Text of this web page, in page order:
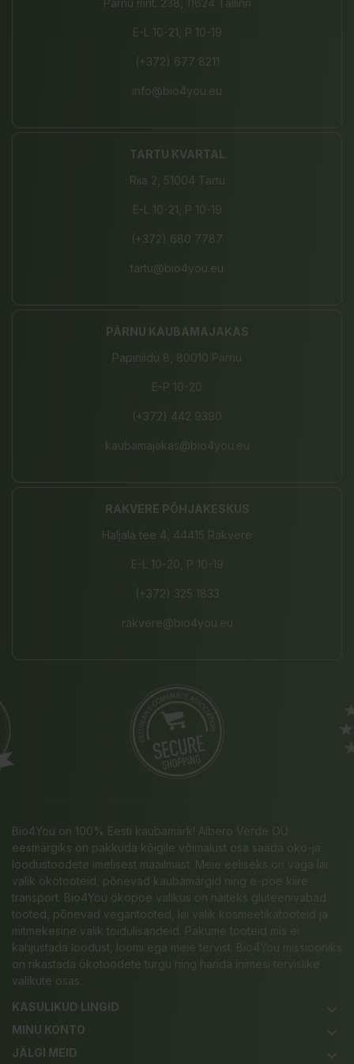
E-L 10-21, P 10-19
(+372) 677 8211
info@bio4you.eu
TARTU KVARTAL
Riia 2, 51004 Tartu
E-L 10-21, P 10-19
(+372) 680 7787
tartu@bio4you.eu
PÄRNU KAUBAMAJAKAS
Papiniidu 8, 80010 Pärnu
E-P 10-20
(+372) 442 9390
kaubamajakas@bio4you.eu
RAKVERE PÕHJAKESKUS
Haljala tee 4, 44415 Rakvere
E-L 10-20, P 10-19
(+372) 325 1833
rakvere@bio4you.eu
Bio4You on 100% Eesti kaubamärk! Albero Verde OÜ
eesmärgiks on pakkuda kõigile võimalust osa saada öko-ja
loodustoodete imelisest maailmast. Meie eeliseks on väga lai
valik ökotooteid, põnevad kaubamärgid ning e-poe kiire
transport. Bio4You ökopoe valikus on näiteks gluteenivabad
tooted, põnevad vegantooted, lai valik kosmeetikatooteid ja
mitmekesine valik toidulisandeid. Pakume tooteid mis ei
kahjustada loodust, loomi ega meie tervist. Bio4You missiooniks
on rikastada ökotoodete turgu ning harida inimesi tervislike
valikute osas.
KASULIKUD LINGID
keyboard_arrow_down
MINU KONTO keyboard_arrow_down
JÄLGI MEID keyboard_arrow_down